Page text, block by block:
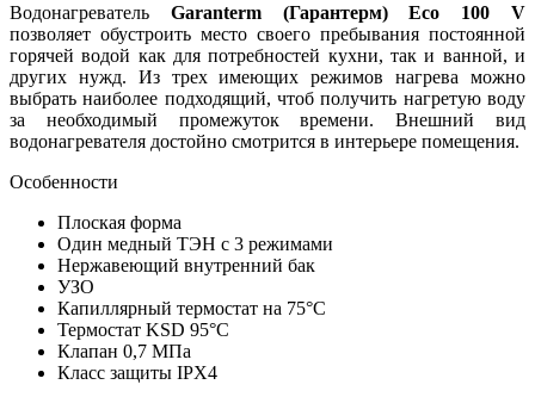
Водонагреватель Garanterm (Гарантерм) Eco 100 V
позволяет обустроить место своего пребывания постоянной
горячей водой как для потребностей кухни, так и ванной, и
других нужд. Из трех имеющих режимов нагрева можно
выбрать наиболее подходящий, чтоб получить нагретую воду
за необходимый промежуток времени. Внешний вид
водонагревателя достойно смотрится в интерьере помещения.
Особенности
Плоская форма
Один медный ТЭН с 3 режимами
Нержавеющий внутренний бак
УЗО
Капиллярный термостат на 75°С
Термостат KSD 95°С
Клапан 0,7 МПа
Класс защиты IPX4